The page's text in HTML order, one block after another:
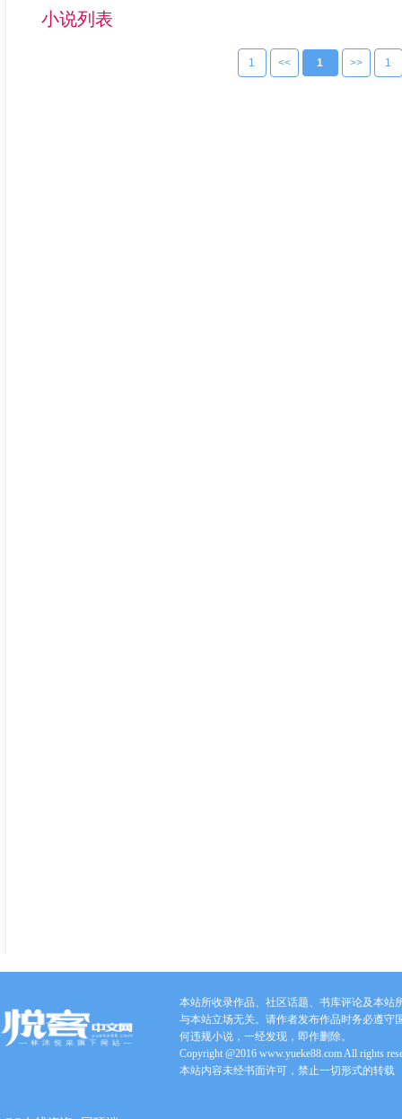
小说列表
1 << 1 >> 1
本站所收录作品、社区话题、书库评论及本站
与本站立场无关。请作者发布作品时务必遵守
何违规小说，一经发现，即作删除。
Copyright @2016 www.yueke88.com All rights
本站内容未经书面许可，禁止一切形式的转载